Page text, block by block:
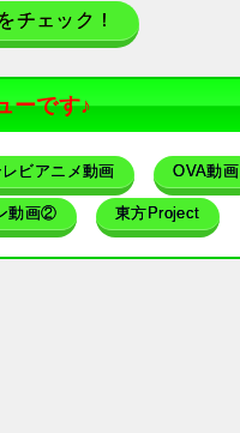
チェック！
ーです♪
ビアニメ動画 OVA動画
動画② 東方Project